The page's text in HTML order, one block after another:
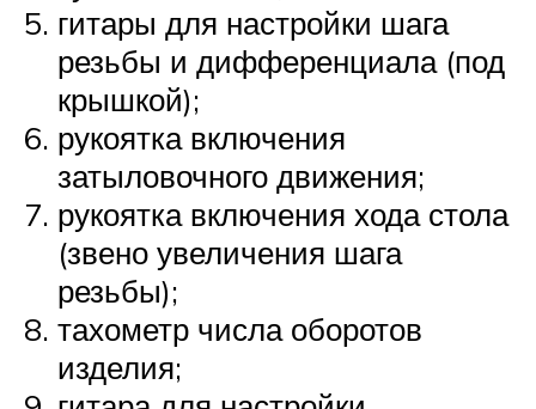
гитары для настройки шага
резьбы и дифференциала (под
крышкой);
рукоятка включения
затыловочного движения;
рукоятка включения хода стола
(звено увеличения шага
резьбы);
тахометр числа оборотов
изделия;